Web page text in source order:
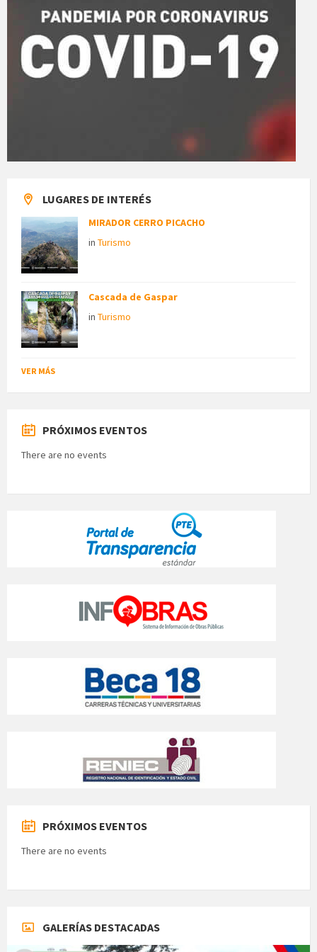
LUGARES DE INTERÉS
MIRADOR CERRO PICACHO
in Turismo
Cascada de Gaspar
in Turismo
VER MÁS
PRÓXIMOS EVENTOS
There are no events
PRÓXIMOS EVENTOS
There are no events
GALERÍAS DESTACADAS